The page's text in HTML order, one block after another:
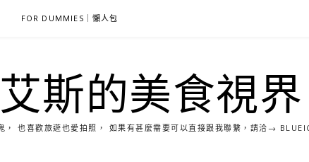
FOR DUMMIES｜懶人包
艾斯的美食視界
， 也喜歡旅遊也愛拍照， 如果有甚麼需要可以直接跟我聯繫，請洽→